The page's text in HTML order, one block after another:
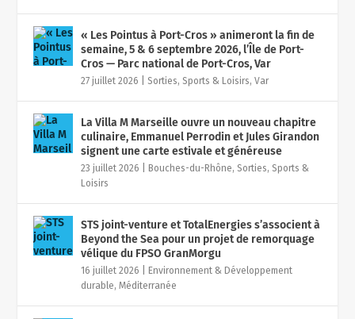
« Les Pointus à Port-Cros » animeront la fin de
semaine, 5 & 6 septembre 2026, l’Île de Port-
Cros — Parc national de Port-Cros, Var
27 juillet 2026 |Sorties, Sports & Loisirs,Var
La Villa M Marseille ouvre un nouveau chapitre
culinaire, Emmanuel Perrodin et Jules Girandon
signent une carte estivale et généreuse
23 juillet 2026 |Bouches-du-Rhône,Sorties, Sports &
Loisirs
STS joint-venture et TotalEnergies s’associent à
Beyond the Sea pour un projet de remorquage
vélique du FPSO GranMorgu
16 juillet 2026 |Environnement & Développement
durable,Méditerranée